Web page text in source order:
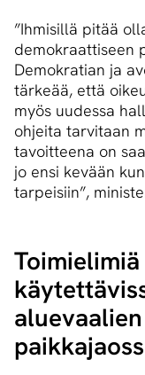
”Ihmisillä pitää
demokraattiseen
Demokratian ja
tärkeää, että
myös uudessa
ohjeita tarvitaan
tavoitteena on
jo ensi kevään
tarpeisiin”,